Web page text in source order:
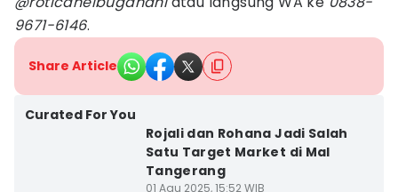
9671-6146.
Share Article
Curated For You
Rojali dan Rohana Jadi Salah
Satu Target Market di Mal
Tangerang
01 Agu 2025, 15:52 WIB